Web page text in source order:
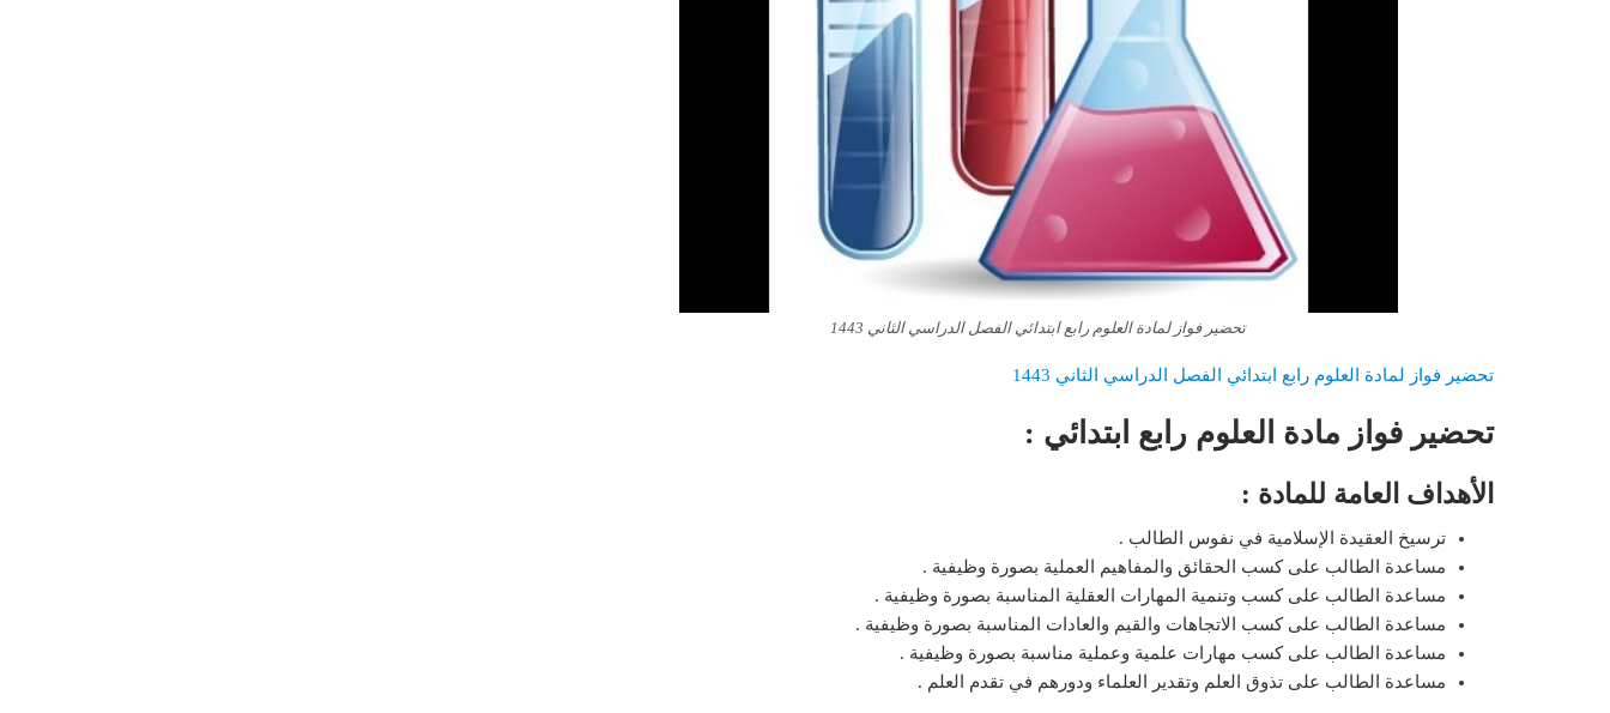
تحضير فواز لمادة العلوم رابع ابتدائي الفصل الدراسي الثاني 1443
تحضير فواز لمادة العلوم رابع ابتدائي الفصل الدراسي الثاني 1443
تحضير فواز مادة العلوم رابع ابتدائي :
الأهداف العامة للمادة :
ترسيخ العقيدة الإسلامية في نفوس الطالب .
مساعدة الطالب على كسب الحقائق والمفاهيم العملية بصورة وظيفية .
مساعدة الطالب على كسب وتنمية المهارات العقلية المناسبة بصورة وظيفية .
مساعدة الطالب على كسب الاتجاهات والقيم والعادات المناسبة بصورة وظيفية .
مساعدة الطالب على كسب مهارات علمية وعملية مناسبة بصورة وظيفية .
مساعدة الطالب على تذوق العلم وتقدير العلماء ودورهم في تقدم العلم .